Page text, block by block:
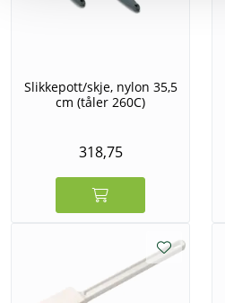
Slikkepott/skje, nylon 35,5
cm (tåler 260C)
318,75